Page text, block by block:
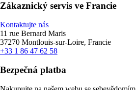
Zákaznický servis ve Francie
Kontaktujte nás
11 rue Bernard Maris
37270 Montlouis-sur-Loire, Francie
+33 1 86 47 62 58
Bezpečná platba